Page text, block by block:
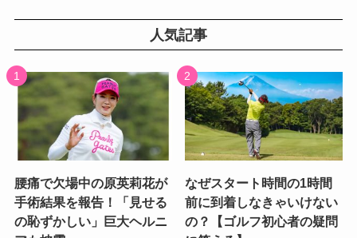
人気記事
腰痛で欠場中の原英莉花が
手術結果を報告！「見せる
の恥ずかしい」巨大ヘルニ
なぜスタート時間の1時間
前に到着しなきゃいけない
の？【ゴルフ初心者の疑問